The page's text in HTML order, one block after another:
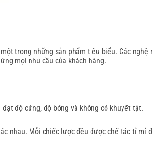
trong những sản phẩm tiêu biểu. Các
mọi nhu cầu của khách hàng.
độ cứng, độ bóng và không có khuyết tật.
nhau. Mỗi chiếc lược đều được chế tác tỉ mỉ